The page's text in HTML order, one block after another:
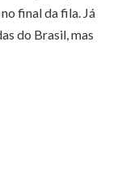
final da fila. Já
do Brasil, mas